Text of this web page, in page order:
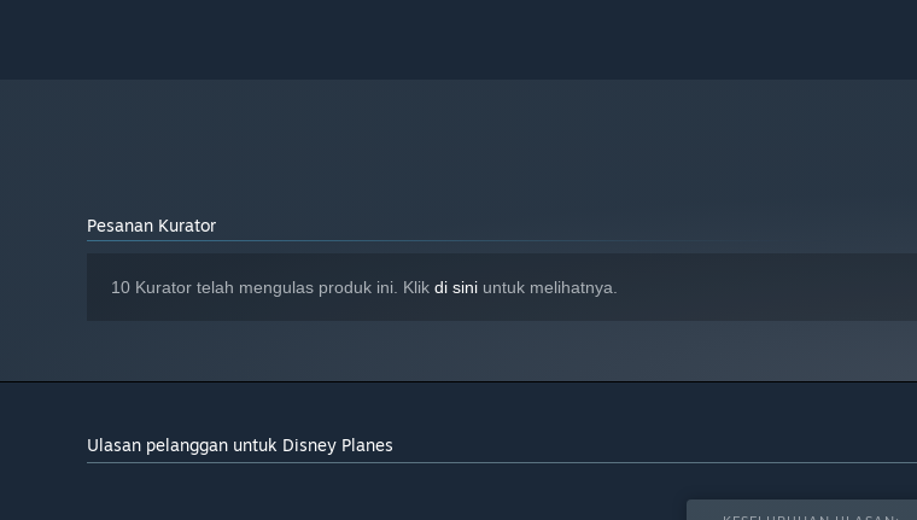
Pesanan Kurator
10 Kurator telah mengulas produk ini. Klik di sini untuk melihatnya.
Ulasan pelanggan untuk Disney Planes